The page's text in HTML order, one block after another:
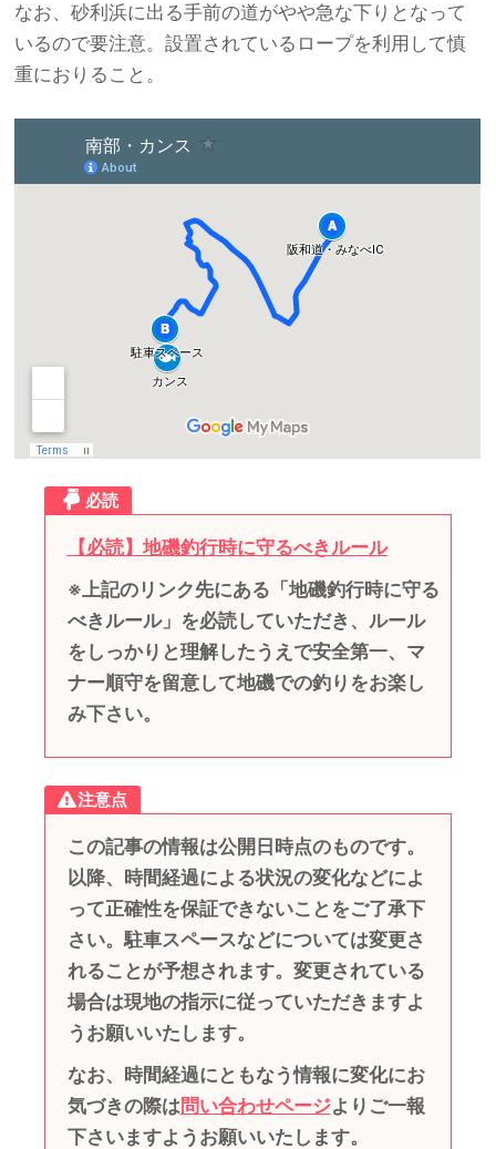
なお、砂利浜に出る手前の道がやや急な下りとなって
いるので要注意。設置されているロープを利用して慎
重におりること。
必読
【必読】地磯釣行時に守るべきルール
※上記のリンク先にある「地磯釣行時に守る
べきルール」を必読していただき、ルール
をしっかりと理解したうえで安全第一、マ
ナー順守を留意して地磯での釣りをお楽し
み下さい。
注意点
この記事の情報は公開日時点のものです。
以降、時間経過による状況の変化などによ
って正確性を保証できないことをご了承下
さい。駐車スペースなどについては変更さ
れることが予想されます。変更されている
場合は現地の指示に従っていただきますよ
うお願いいたします。
なお、時間経過にともなう情報に変化にお
気づきの際は 問い合わせページよりご一報
下さいますようお願いいたします。